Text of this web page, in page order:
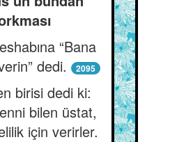
“Bana
dedi.
2095
birisi dedi ki:
bilen üstat,
için verirler.